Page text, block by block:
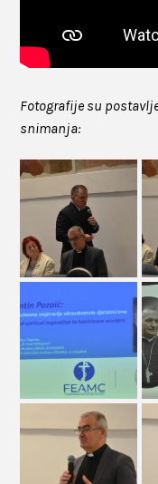
Fotografije su
snimanja: